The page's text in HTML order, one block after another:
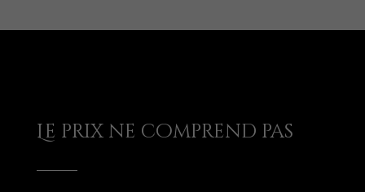
Le prix ne comprend pas